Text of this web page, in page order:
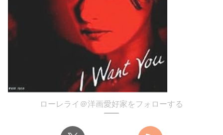
ローレライ＠洋画愛好家をフォローする